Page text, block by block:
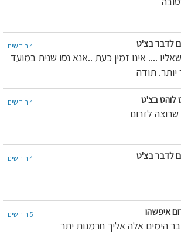
4 חודשים לדבר בצ'ט
.... אינו זמין כעת ..אנא נסו שנית במועד
יותר. תודה
4 חודשים לוהט בצ'ט
לזרום
4 חודשים לדבר בצ'ט
5 חודשים איפשהו
הימים אלה אליך חרמנות יתר